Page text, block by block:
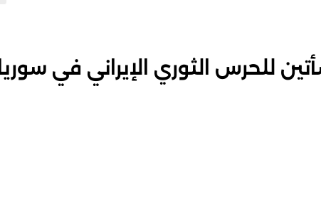
للحرس الثوري الإيراني في سوريا